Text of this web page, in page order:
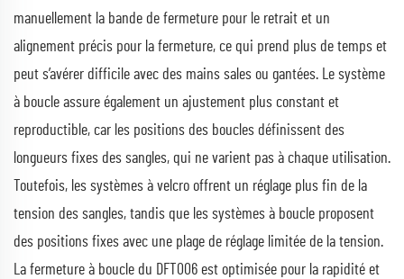
manuellement la bande de fermeture pour le retrait et un
alignement précis pour la fermeture, ce qui prend plus de temps et
peut s’avérer difficile avec des mains sales ou gantées. Le système
à boucle assure également un ajustement plus constant et
reproductible, car les positions des boucles définissent des
longueurs fixes des sangles, qui ne varient pas à chaque utilisation.
Toutefois, les systèmes à velcro offrent un réglage plus fin de la
tension des sangles, tandis que les systèmes à boucle proposent
des positions fixes avec une plage de réglage limitée de la tension.
La fermeture à boucle du DFT006 est optimisée pour la rapidité et